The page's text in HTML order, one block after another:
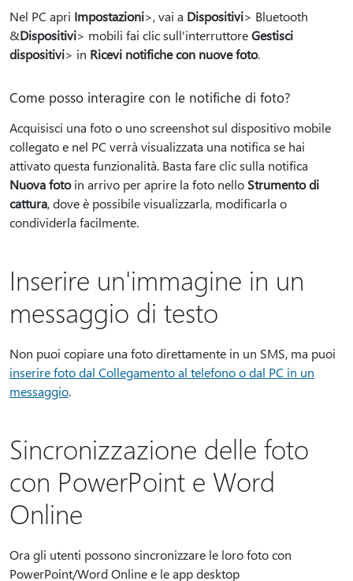
Nel PC apri Impostazioni>, vai a Dispositivi> Bluetooth
&Dispositivi> mobili fai clic sull'interruttoreGestisci
dispositivi> in Ricevi notifiche con nuove foto.
Come posso interagire con le notifiche di foto?
Acquisisci una foto o uno screenshot sul dispositivo mobile
collegato e nel PC verrà visualizzata una notifica se hai
attivato questa funzionalità. Basta fare clic sulla notifica
Nuova fotoin arrivo per aprire la foto nello Strumento di
cattura, dove è possibile visualizzarla, modificarla o
condividerla facilmente.
Inserire un'immagine in un
messaggio di testo
Non puoi copiare una foto direttamente in un SMS, ma puoi
inserire foto dal Collegamento al telefono o dal PC in un
messaggio.
Sincronizzazione delle foto
con PowerPoint e Word
Online
Ora gli utenti possono sincronizzare le loro foto con
PowerPoint/Word Online e le app desktop